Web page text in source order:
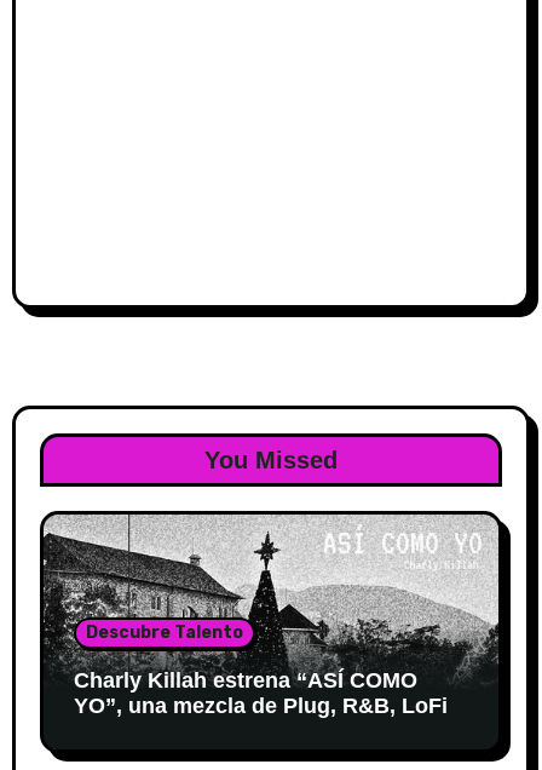
You Missed
Descubre Talento
Charly Killah estrena “ASÍ COMO
YO”, una mezcla de Plug, R&B, LoFi